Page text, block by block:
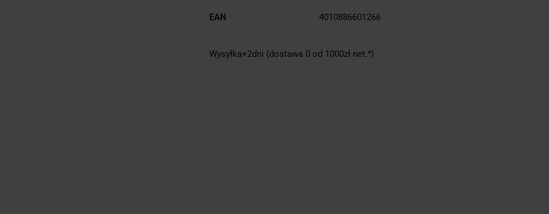
EAN 4010886601266
Wysyłka+2dni (dostawa 0 od 1000zł net.*)